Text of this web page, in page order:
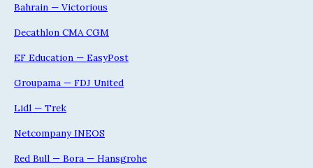
Bahrain — Victorious
Decathlon CMA CGM
EF Education — EasyPost
Groupama — FDJ United
Lidl — Trek
Netcompany INEOS
Red Bull — Bora — Hansgrohe